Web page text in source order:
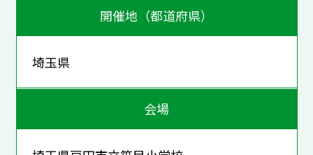
開催地（都道府県）
埼玉県
会場